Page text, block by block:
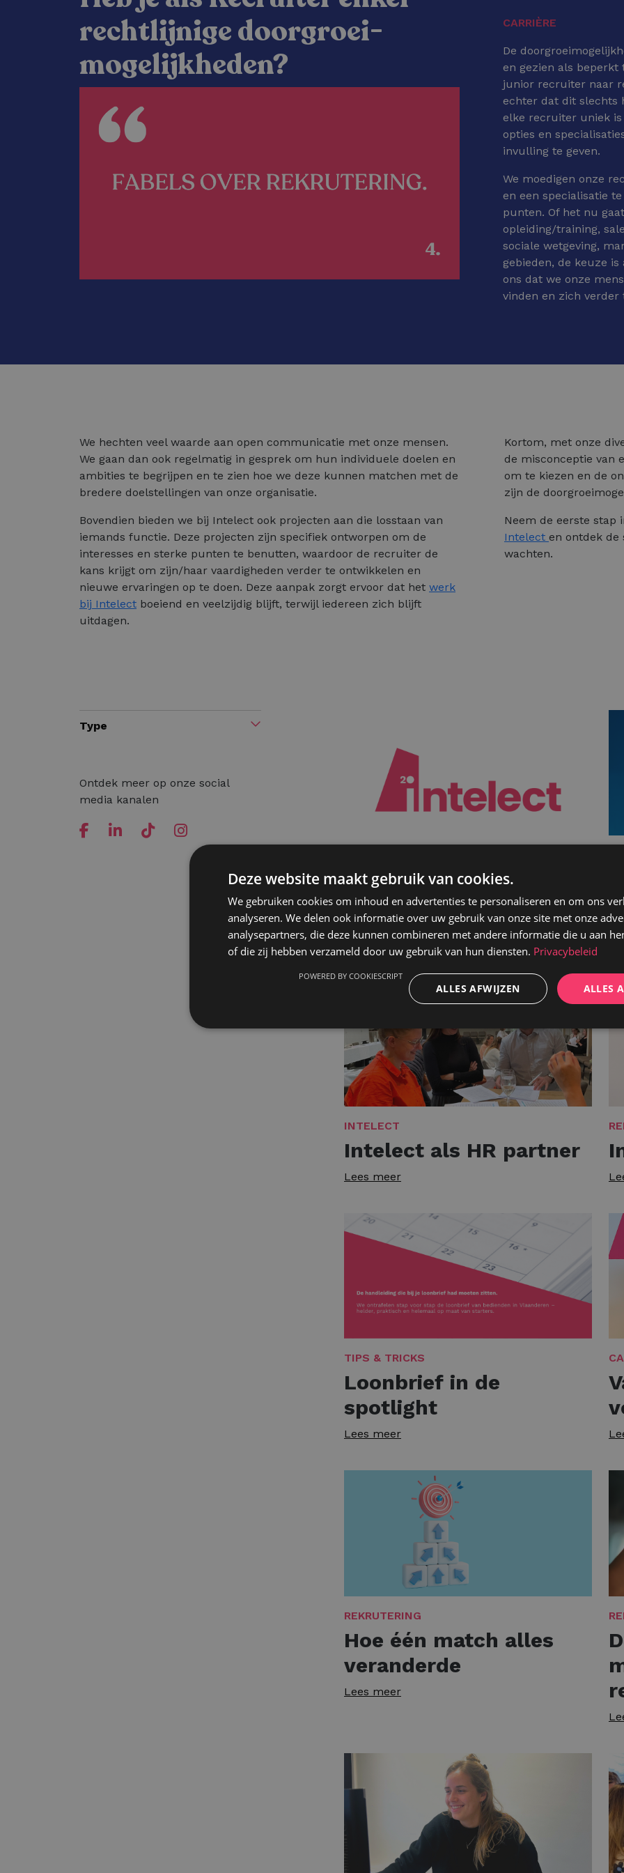
rechtlijnige doorgroei-
mogelijkheden?
CARRIÈRE
De
en gezien als
junior recruiter naar
echter dat dit slechts
elke recruiter uniek
opties en
invulling te geven.
We moedigen onze
en een specialisatie
punten. Of het nu
opleiding/training,
sociale wetgeving,
gebieden, de keuze
ons dat we onze
vinden en zich verder
We hechten veel waarde aan open communicatie met onze mensen.
We gaan dan ook regelmatig in gesprek om hun individuele doelen en
ambities te begrijpen en te zien hoe we deze kunnen matchen met de
bredere doelstellingen van onze organisatie.
Bovendien bieden we bij Intelect ook projecten aan die losstaan van
iemands functie. Deze projecten zijn specifiek ontworpen om de
interesses en sterke punten te benutten, waardoor de recruiter de
kans krijgt om zijn/haar vaardigheden verder te ontwikkelen en
nieuwe ervaringen op te doen. Deze aanpak zorgt ervoor dat het werk
bij Intelect boeiend en veelzijdig blijft, terwijl iedereen zich blijft
uitdagen.
Kortom, met onze
de misconceptie van
om te kiezen en de
zijn de
Neem de eerste stap
Intelect en ontdek de
wachten.
Type
Ontdek meer op onze social
media kanalen
20 jaar talent in de
spotlight
Lees meer
INTELECT
Intelect als HR partner
Lees meer
TIPS & TRICKS
Loonbrief in de
spotlight
Lees meer
REKRUTERING
Hoe één match alles
veranderde
Lees meer
Deze website maakt gebruik van cookies.
We gebruiken cookies om inhoud en advertenties te personaliseren en om ons
analyseren. We delen ook informatie over uw gebruik van onze site met onze
analysepartners, die deze kunnen combineren met andere informatie die u aan
of die zij hebben verzameld door uw gebruik van hun diensten. Privacybeleid
ALLES
ALLES AFWIJZEN
POWERED BY COOKIESCRIPT